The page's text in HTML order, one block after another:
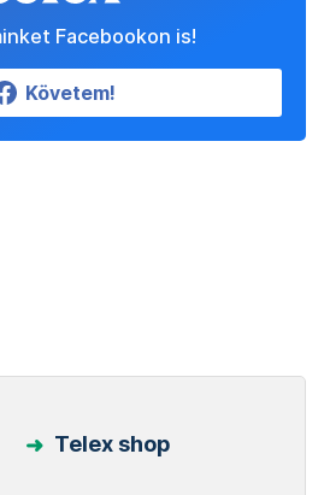
Facebookon is!
Követem!
Telex shop